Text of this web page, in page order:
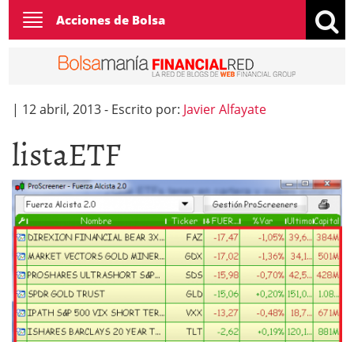
Toggle
navigation
Acciones de Bolsa
| 12 abril, 2013- Escrito por: Javier Alfayate
listaETF